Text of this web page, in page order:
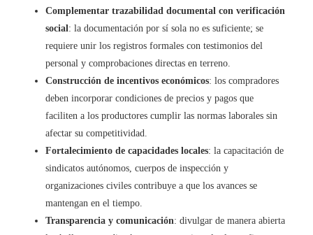
Complementar trazabilidad documental con verificación
social: la documentación por sí sola no es suficiente; se
requiere unir los registros formales con testimonios del
personal y comprobaciones directas en terreno.
Construcción de incentivos económicos: los compradores
deben incorporar condiciones de precios y pagos que
faciliten a los productores cumplir las normas laborales sin
afectar su competitividad.
Fortalecimiento de capacidades locales: la capacitación de
sindicatos autónomos, cuerpos de inspección y
organizaciones civiles contribuye a que los avances se
mantengan en el tiempo.
Transparencia y comunicación: divulgar de manera abierta